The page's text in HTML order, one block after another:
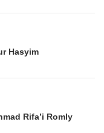
Hasyim
Rifa’i Romly